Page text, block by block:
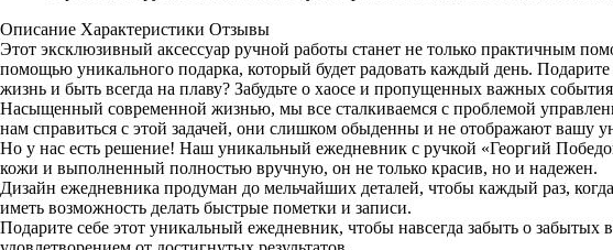
Описание Характеристики Отзывы
Этот эксклюзивный аксессуар ручной работы станет не только практичным
помощью уникального подарка, который будет радовать каждый день.
жизнь и быть всегда на плаву? Забудьте о хаосе и пропущенных важных
Насыщенный современной жизнью, мы все сталкиваемся с проблемой
нам справиться с этой задачей, они слишком обыденны и не отображают вашу
Но у нас есть решение! Наш уникальный ежедневник с ручкой «Георгий
кожи и выполненный полностью вручную, он не только красив, но и надежен.
Дизайн ежедневника продуман до мельчайших деталей, чтобы каждый раз,
иметь возможность делать быстрые пометки и записи.
Подарите себе этот уникальный ежедневник, чтобы навсегда забыть о